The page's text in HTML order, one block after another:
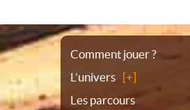
Plan
du
Comment jouer ?
L’univers
Les parcours